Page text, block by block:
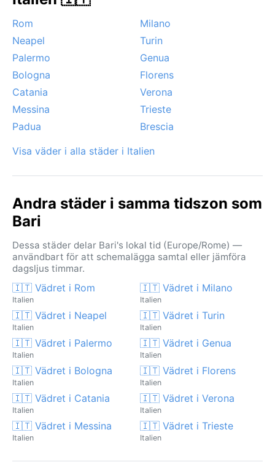
Rom
Milano
Neapel
Turin
Palermo
Genua
Bologna
Florens
Catania
Verona
Messina
Trieste
Padua
Brescia
Visa väder i alla städer i Italien
Andra städer i samma tidszon som
Bari
Dessa städer delar Bari's lokal tid (Europe/Rome) —
användbart för att schemalägga samtal eller jämföra
dagsljus timmar.
🇮🇹 Vädret i Rom
Italien
🇮🇹 Vädret i Milano
Italien
🇮🇹 Vädret i Neapel
Italien
🇮🇹 Vädret i Turin
Italien
🇮🇹 Vädret i Palermo
Italien
🇮🇹 Vädret i Genua
Italien
🇮🇹 Vädret i Bologna
Italien
🇮🇹 Vädret i Florens
Italien
🇮🇹 Vädret i Catania
Italien
🇮🇹 Vädret i Verona
Italien
🇮🇹 Vädret i Messina
Italien
🇮🇹 Vädret i Trieste
Italien